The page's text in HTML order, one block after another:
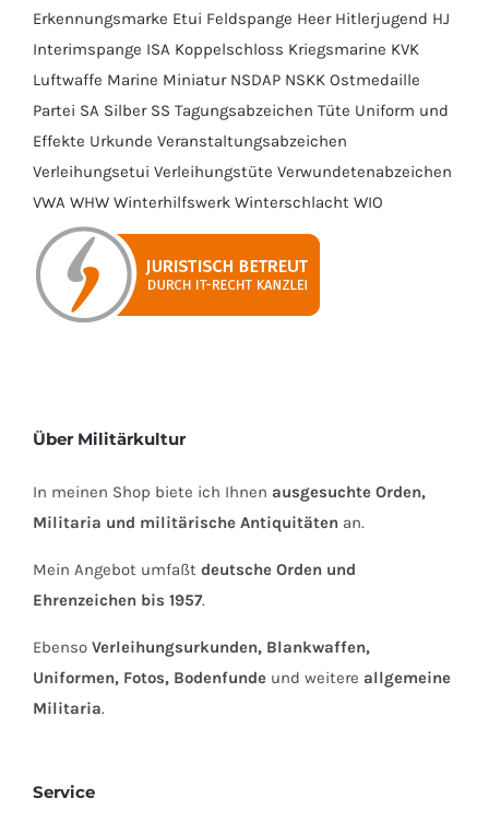
Erkennungsmarke Etui Feldspange Heer Hitlerjugend HJ
Interimspange ISA Koppelschloss Kriegsmarine KVK
Luftwaffe Marine Miniatur NSDAP NSKK Ostmedaille
Partei SA Silber SS Tagungsabzeichen Tüte Uniform und
Effekte Urkunde Veranstaltungsabzeichen
Verleihungsetui Verleihungstüte Verwundetenabzeichen
VWA WHW Winterhilfswerk Winterschlacht WIO
Über Militärkultur
In meinen Shop biete ich Ihnen ausgesuchte Orden,
Militaria und militärische Antiquitäten an.
Mein Angebot umfaßt deutsche Orden und
Ehrenzeichen bis 1957.
Ebenso Verleihungsurkunden, Blankwaffen,
Uniformen, Fotos, Bodenfunde und weitere allgemeine
Militaria.
Service